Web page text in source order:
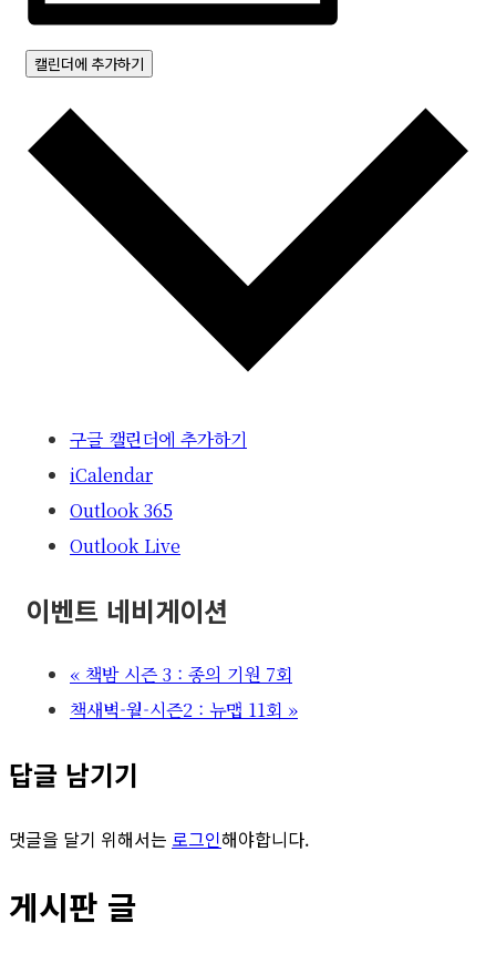
캘린더에 추가하기
구글 캘린더에 추가하기
iCalendar
Outlook 365
Outlook Live
이벤트 네비게이션
« 책밤 시즌 3 : 종의 기원 7회
책새벽-월-시즌2 : 뉴맵 11회 »
답글 남기기
댓글을 달기 위해서는 로그인해야합니다.
게시판 글